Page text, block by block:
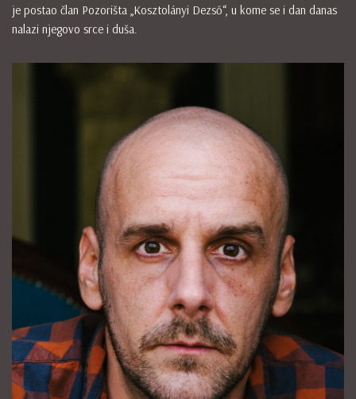
je postao član Pozorišta „Kosztolányi Dezső“, u kome se i dan danas
nalazi njegovo srce i duša.